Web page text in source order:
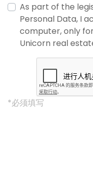
As part of the
Personal Data, I
computer, only
Unicorn real
*必须填写